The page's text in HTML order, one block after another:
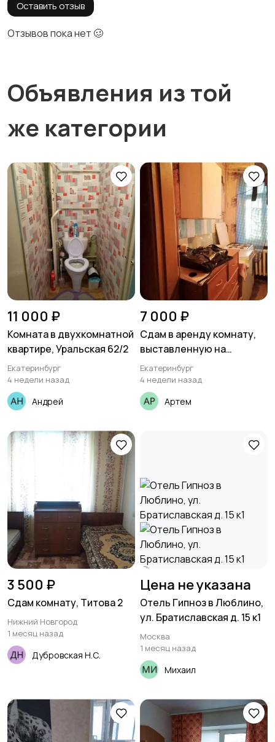
Оставить отзыв
Отзывов пока нет 🥴
Объявления из той
же категории
11 000 ₽
Комната в двухкомнатной
квартире, Уральская 62/2
Екатеринбург
4 недели назад
Андрей
7 000 ₽
Сдам в аренду комнату,
выставленную на
продажу
Екатеринбург
4 недели назад
Артем
3 500 ₽
Сдам комнату, Титова 2
Нижний Новгород
1 месяц назад
Дубровская Н.С.
Цена не указана
Отель Гипноз в Люблино,
ул. Братиславская д. 15 к1
Москва
1 месяц назад
Михаил